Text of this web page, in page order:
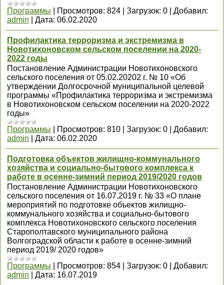
Программы Просмотров: 824 Загрузок: 0
Добавил:
admin
Дата: 06.02.2020
Профилактика терроризма и экстремизма в
Новотихоновском сельском поселении на 2020-
2022 годы
Постановление Администрации Новотихоновского
сельского поселения от 05.02.20202 г. № 10 «Об
утверждении Долгосрочной муниципальной целевой
программы «Профилактика терроризма и экстремизма
в Новотихоновском сельском поселении на 2020-2022
годы»
Программы
Просмотров: 810 Загрузок: 0
Добавил:
admin
Дата: 06.02.2020
Подготовка объектов жилищно-коммунального
хозяйства и социально-бытового комплекса к
работе в осенне-зимний период 2019/2020 годов
Постановление Администрации Новотихоновского
сельского поселения от 16.07.2019 г. № 33 «О плане
мероприятий по подготовке объектов жилищно-
коммунального хозяйства и социально-бытового
комплекса Новотихоновского сельского поселения
Старополтавского муниципального района
Волгоградской области к работе в осенне-зимний
период 2019/ 2020 годов»
Программы
Просмотров: 854 Загрузок: 0
Добавил:
admin
Дата: 16.07.2019